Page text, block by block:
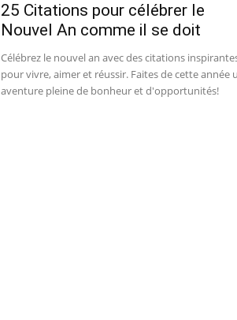
25 Citations pour célébrer le
Nouvel An comme il se doit
Célébrez le nouvel an avec des citations
pour vivre, aimer et réussir. Faites de cette année
aventure pleine de bonheur et d'opportunités!